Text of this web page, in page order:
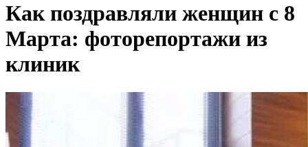
Как поздравляли женщин с 8
Марта: фоторепортажи из
клиник